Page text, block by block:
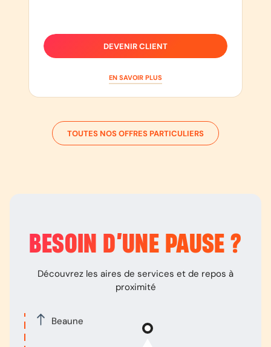
DEVENIR CLIENT
EN SAVOIR PLUS
TOUTES NOS OFFRES PARTICULIERS
BESOIN D’UNE PAUSE ?
Découvrez les aires de services et de repos à
proximité
Beaune